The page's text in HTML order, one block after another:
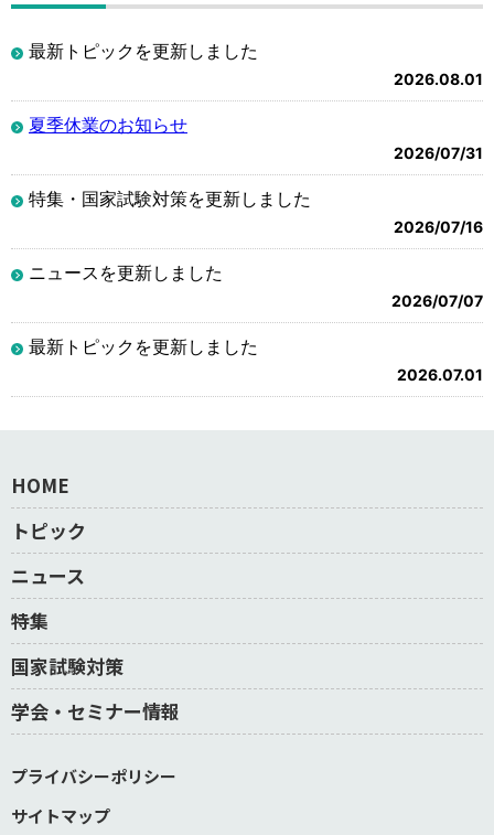
最新トピックを更新しました
2026.08.01
夏季休業のお知らせ
2026/07/31
特集・国家試験対策を更新しました
2026/07/16
ニュースを更新しました
2026/07/07
最新トピックを更新しました
2026.07.01
HOME
トピック
ニュース
特集
国家試験対策
学会・セミナー情報
プライバシーポリシー
サイトマップ